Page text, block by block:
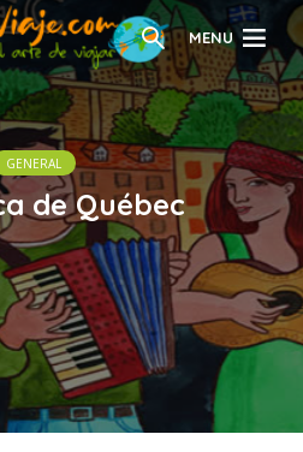
MENU
GENERAL
de Québec